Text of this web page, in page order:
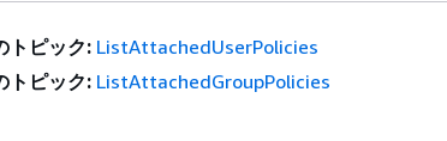
トピック: ListAttachedUserPolicies
トピック: ListAttachedGroupPolicies